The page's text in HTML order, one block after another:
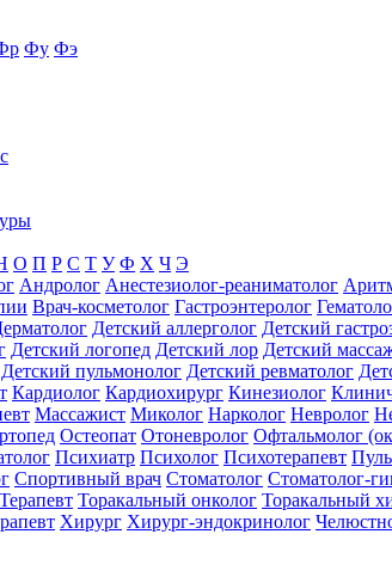
Фу Фэ
О П Р С Т У Ф Х Ч Э
Андролог Анестезиолог-реаниматолог
Врач-косметолог Гастроэнтеролог
Детский аллерголог Детский
Детский логопед Детский лор Детский
Детский пульмонолог Детский ревматолог
Кардиолог Кардиохирург Кинезиолог
Массажист Миколог Нарколог Невролог
Остеопат Отоневролог Офтальмолог
Психиатр Психолог Психотерапевт
Спортивный врач Стоматолог Стоматолог-
Терапевт Торакальный онколог Торакальный
Хирург Хирург-эндокринолог